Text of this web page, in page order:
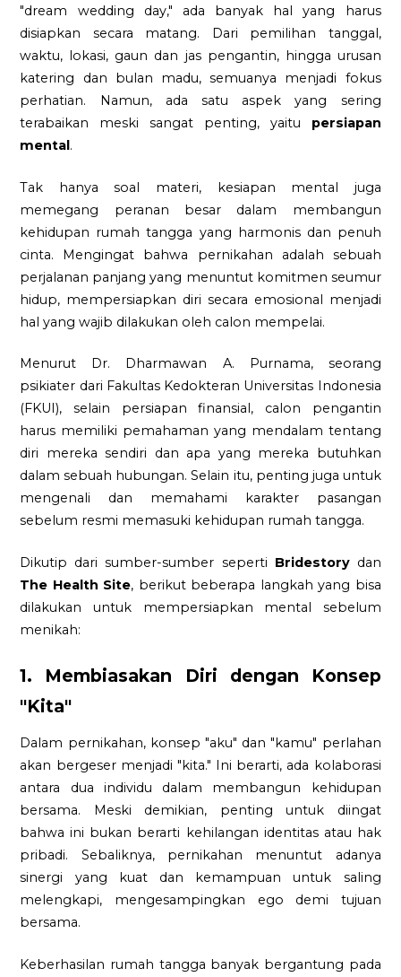
"dream wedding day," ada banyak hal yang harus
disiapkan secara matang. Dari pemilihan tanggal,
waktu, lokasi, gaun dan jas pengantin, hingga urusan
katering dan bulan madu, semuanya menjadi fokus
perhatian. Namun, ada satu aspek yang sering
terabaikan meski sangat penting, yaitu persiapan
mental.
Tak hanya soal materi, kesiapan mental juga
memegang peranan besar dalam membangun
kehidupan rumah tangga yang harmonis dan penuh
cinta. Mengingat bahwa pernikahan adalah sebuah
perjalanan panjang yang menuntut komitmen seumur
hidup, mempersiapkan diri secara emosional menjadi
hal yang wajib dilakukan oleh calon mempelai.
Menurut Dr. Dharmawan A. Purnama, seorang
psikiater dari Fakultas Kedokteran Universitas Indonesia
(FKUI), selain persiapan finansial, calon pengantin
harus memiliki pemahaman yang mendalam tentang
diri mereka sendiri dan apa yang mereka butuhkan
dalam sebuah hubungan. Selain itu, penting juga untuk
mengenali dan memahami karakter pasangan
sebelum resmi memasuki kehidupan rumah tangga.
Dikutip dari sumber-sumber seperti Bridestorydan
The Health Site, berikut beberapa langkah yang bisa
dilakukan untuk mempersiapkan mental sebelum
menikah:
1. Membiasakan Diri dengan Konsep
"Kita"
Dalam pernikahan, konsep "aku" dan "kamu" perlahan
akan bergeser menjadi "kita." Ini berarti, ada kolaborasi
antara dua individu dalam membangun kehidupan
bersama. Meski demikian, penting untuk diingat
bahwa ini bukan berarti kehilangan identitas atau hak
pribadi. Sebaliknya, pernikahan menuntut adanya
sinergi yang kuat dan kemampuan untuk saling
melengkapi, mengesampingkan ego demi tujuan
bersama.
Keberhasilan rumah tangga banyak bergantung pada